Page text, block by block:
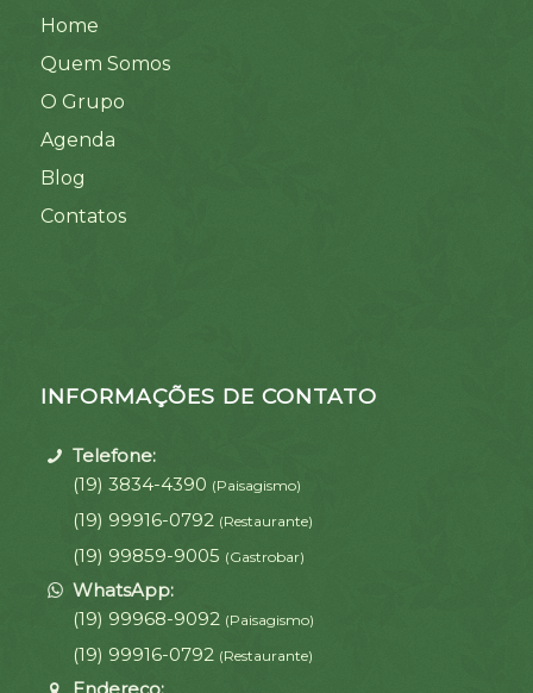
Home
Quem Somos
O Grupo
Agenda
Blog
Contatos
INFORMAÇÕES DE CONTATO
Telefone:
(19) 3834-4390 (Paisagismo)
(19) 99916-0792 (Restaurante)
(19) 99859-9005 (Gastrobar)
WhatsApp:
(19) 99968-9092 (Paisagismo)
(19) 99916-0792 (Restaurante)